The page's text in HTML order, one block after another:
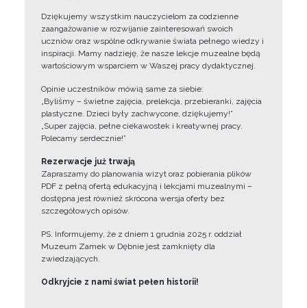
Dziękujemy wszystkim nauczycielom za codzienne
zaangażowanie w rozwijanie zainteresowań swoich
uczniów oraz wspólne odkrywanie świata pełnego wiedzy i
inspiracji. Mamy nadzieję, że nasze lekcje muzealne będą
wartościowym wsparciem w Waszej pracy dydaktycznej.
Opinie uczestników mówią same za siebie:
„Byliśmy – świetne zajęcia, prelekcja, przebieranki, zajęcia
plastyczne. Dzieci były zachwycone, dziękujemy!”
„Super zajęcia, pełne ciekawostek i kreatywnej pracy.
Polecamy serdecznie!”
Rezerwacje już trwają
Zapraszamy do planowania wizyt oraz pobierania plików
PDF z pełną ofertą edukacyjną i lekcjami muzealnymi –
dostępna jest również skrócona wersja oferty bez
szczegółowych opisów.
PS. Informujemy, że z dniem 1 grudnia 2025 r. oddział
Muzeum Zamek w Dębnie jest zamknięty dla
zwiedzających.
Odkryjcie z nami świat pełen historii!